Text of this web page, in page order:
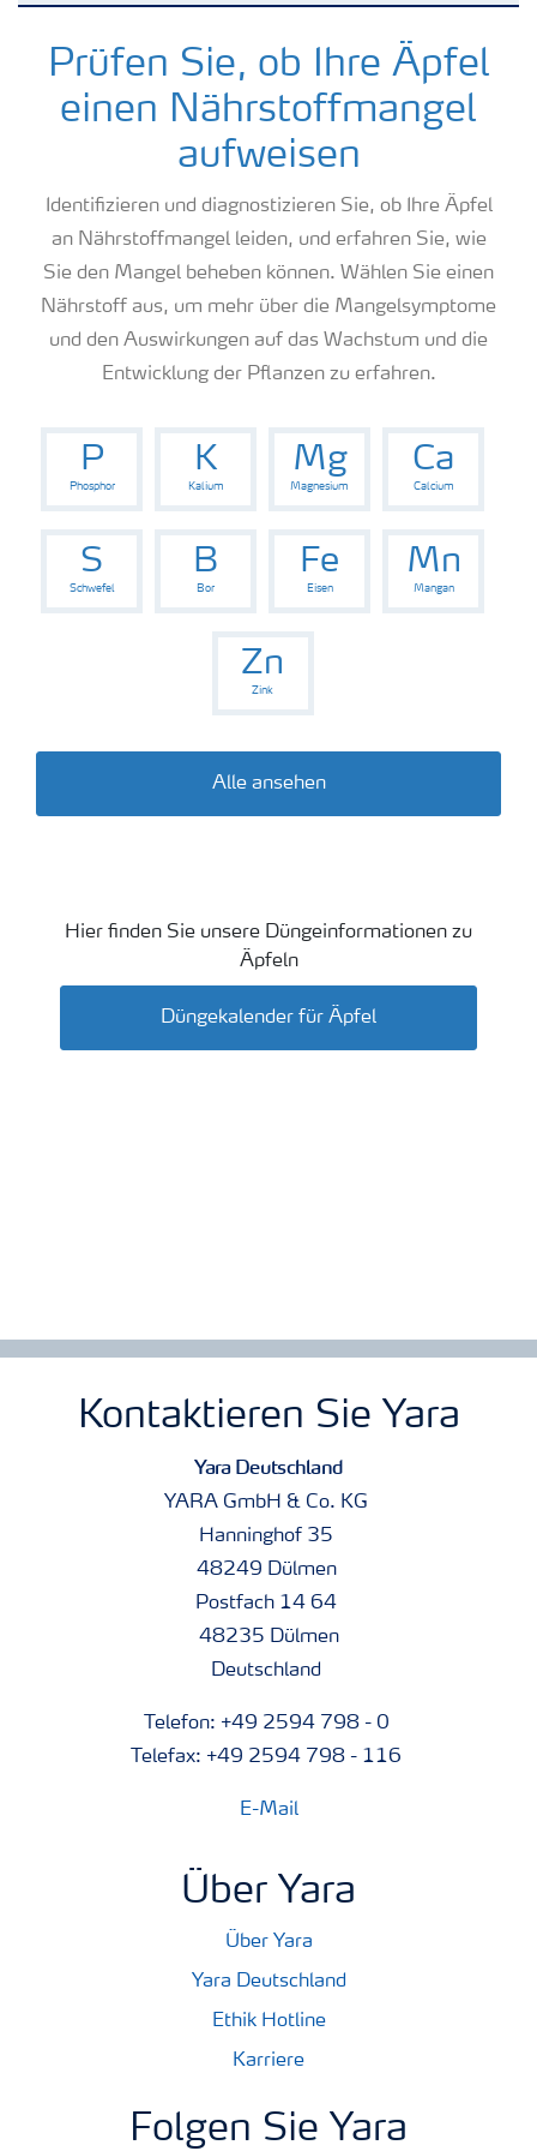
Kulturen
Düngemittel
Tools & Services
Zukunft anpacken
Prüfen Sie, ob Ihre Äpfel
einen Nährstoffmangel
aufweisen
Identifizieren und diagnostizieren Sie, ob Ihre Äpfel
an Nährstoffmangel leiden, und erfahren Sie, wie
Sie den Mangel beheben können. Wählen Sie einen
Nährstoff aus, um mehr über die Mangelsymptome
und den Auswirkungen auf das Wachstum und die
Entwicklung der Pflanzen zu erfahren.
P
Phosphor
K
Kalium
Mg
Magnesium
Ca
Calcium
S
Schwefel
B
Bor
Fe
Eisen
Mn
Mangan
Zn
Zink
Alle ansehen
Hier finden Sie unsere Düngeinformationen zu
Äpfeln
Düngekalender für Äpfel
Kontaktieren Sie Yara
Yara Deutschland
YARA GmbH & Co. KG
Hanninghof 35
48249 Dülmen
Postfach 14 64
48235 Dülmen
Deutschland
Telefon: +49 2594 798 - 0
Telefax: +49 2594 798 - 116
E-Mail
Über Yara
Über Yara
Yara Deutschland
Ethik Hotline
Karriere
Folgen Sie Yara